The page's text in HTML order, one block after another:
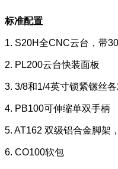
标准配置
1. S20H全CNC云台，带
2. PL200云台快装面板
3. 3/8和1/4英寸锁紧镙丝
4. PB100可伸缩单双手柄
5. AT162 双级铝合金脚架
6. CO100软包